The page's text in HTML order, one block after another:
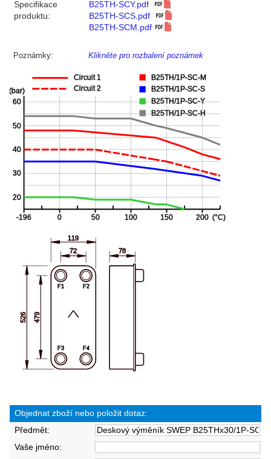
Specifikace
produktu:
B25TH-SCY.pdf
B25TH-SCS.pdf
B25TH-SCM.pdf
Poznámky: Klikněte pro rozbalení poznámek
Objednat zboží nebo položit dotaz:
Předmět:
Vaše jméno: